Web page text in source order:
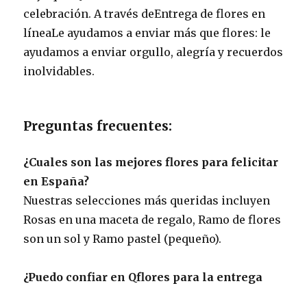
celebración. A través deEntrega de flores en
líneaLe ayudamos a enviar más que flores: le
ayudamos a enviar orgullo, alegría y recuerdos
inolvidables.
Preguntas frecuentes:
¿Cuales son las mejores flores para felicitar
en España?
Nuestras selecciones más queridas incluyen
Rosas en una maceta de regalo, Ramo de flores
son un sol y Ramo pastel (pequeño).
¿Puedo confiar en Qflores para la entrega